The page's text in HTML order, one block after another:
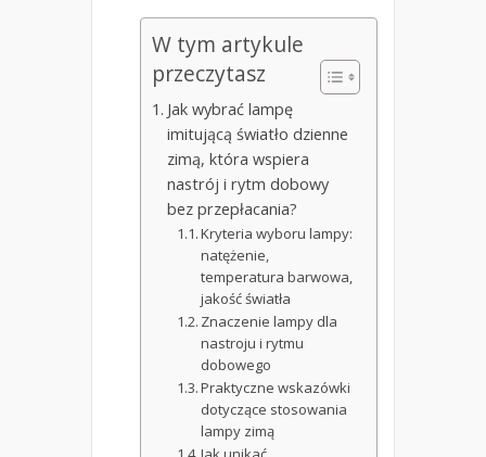
W tym artykule
przeczytasz
Jak wybrać lampę
imitującą światło dzienne
zimą, która wspiera
nastrój i rytm dobowy
bez przepłacania?
Kryteria wyboru lampy:
natężenie,
temperatura barwowa,
jakość światła
Znaczenie lampy dla
nastroju i rytmu
dobowego
Praktyczne wskazówki
dotyczące stosowania
lampy zimą